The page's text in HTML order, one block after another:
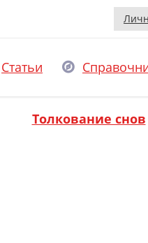
Статьи
Толкование снов